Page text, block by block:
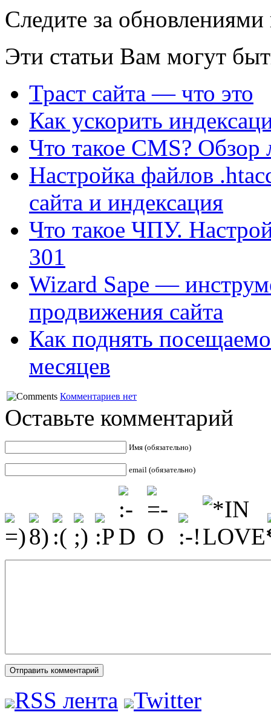
Следите за
Эти статьи Вам могут
Траст сайта — что это
Как ускорить
Что такое CMS?
Настройка файлов
сайта и индексация
Что такое ЧПУ.
301
Wizard Sape —
продвижения сайта
Как поднять
месяцев
Комментариев нет
Оставьте комментарий
Имя (обязательно)
email (обязательно)
RSS лента
Twitter